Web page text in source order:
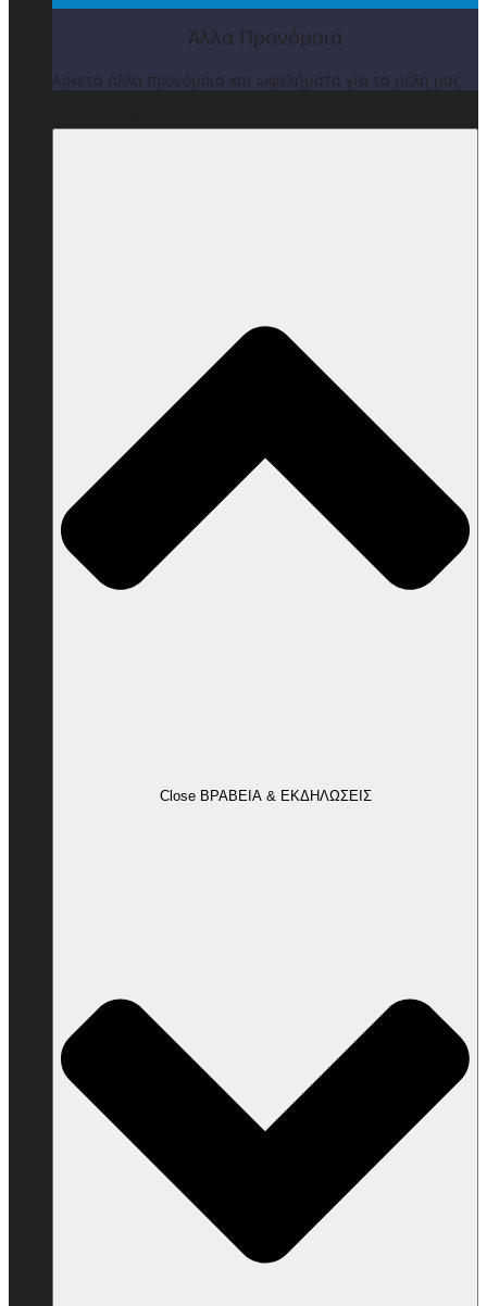
Άλλα Προνόμοια
Αρκετά άλλα προνόμοια και ωφελήματα για τα μέλη μας
Close ΒΡΑΒΕΙΑ & ΕΚΔΗΛΩΣΕΙΣ